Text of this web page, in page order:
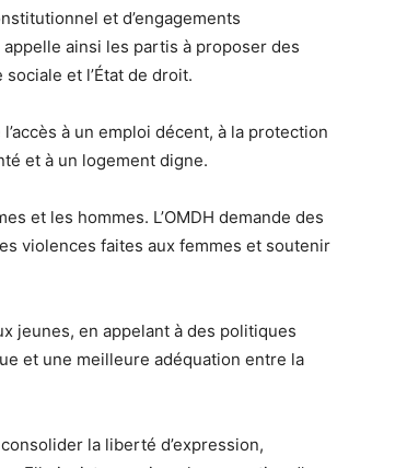
et d’engagements
ainsi les partis à proposer des
et l’État de droit.
à un emploi décent, à la protection
et à un logement digne.
et les hommes. L’OMDH demande des
violences faites aux femmes et soutenir
jeunes, en appelant à des politiques
et une meilleure adéquation entre la
la liberté d’expression,